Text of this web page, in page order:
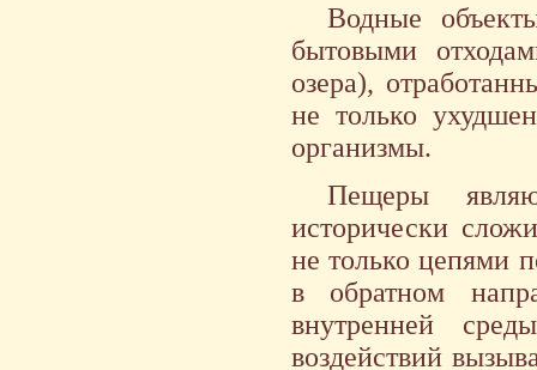
Водные
бытовыми
озера),
не только
организмы.
Пещеры
исторически
не только цепями
в обратном
внутренней
воздействий